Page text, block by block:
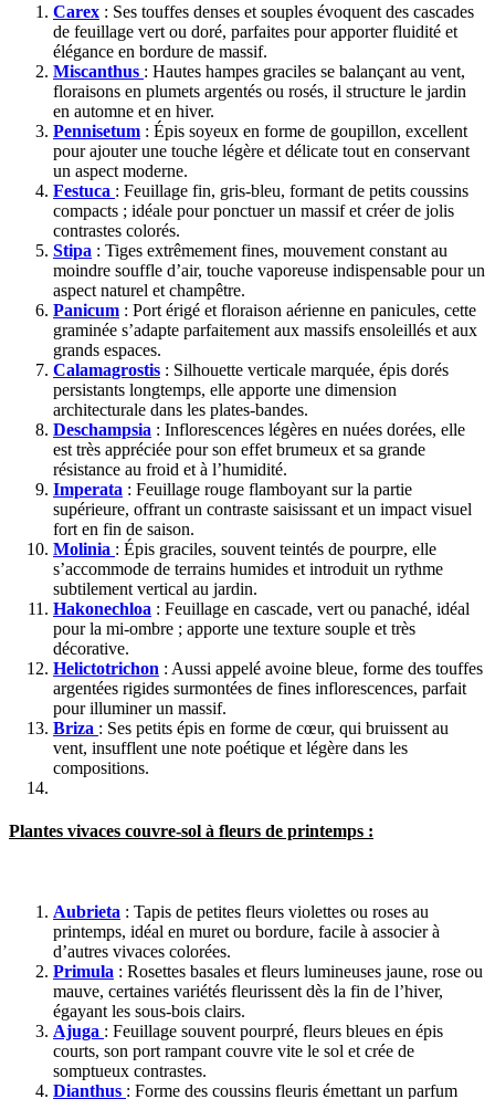
Carex : Ses touffes denses et souples évoquent des cascades
de feuillage vert ou doré, parfaites pour apporter fluidité et
élégance en bordure de massif.
Miscanthus : Hautes hampes graciles se balançant au vent,
floraisons en plumets argentés ou rosés, il structure le jardin
en automne et en hiver.
Pennisetum : Épis soyeux en forme de goupillon, excellent
pour ajouter une touche légère et délicate tout en conservant
un aspect moderne.
Festuca : Feuillage fin, gris-bleu, formant de petits coussins
compacts ; idéale pour ponctuer un massif et créer de jolis
contrastes colorés.
Stipa : Tiges extrêmement fines, mouvement constant au
moindre souffle d’air, touche vaporeuse indispensable pour un
aspect naturel et champêtre.
Panicum : Port érigé et floraison aérienne en panicules, cette
graminée s’adapte parfaitement aux massifs ensoleillés et aux
grands espaces.
Calamagrostis : Silhouette verticale marquée, épis dorés
persistants longtemps, elle apporte une dimension
architecturale dans les plates-bandes.
Deschampsia : Inflorescences légères en nuées dorées, elle
est très appréciée pour son effet brumeux et sa grande
résistance au froid et à l’humidité.
Imperata : Feuillage rouge flamboyant sur la partie
supérieure, offrant un contraste saisissant et un impact visuel
fort en fin de saison.
Molinia : Épis graciles, souvent teintés de pourpre, elle
s’accommode de terrains humides et introduit un rythme
subtilement vertical au jardin.
Hakonechloa : Feuillage en cascade, vert ou panaché, idéal
pour la mi-ombre ; apporte une texture souple et très
décorative.
Helictotrichon : Aussi appelé avoine bleue, forme des touffes
argentées rigides surmontées de fines inflorescences, parfait
pour illuminer un massif.
Briza : Ses petits épis en forme de cœur, qui bruissent au
vent, insufflent une note poétique et légère dans les
compositions.
Plantes vivaces couvre-sol à fleurs de printemps :
Aubrieta : Tapis de petites fleurs violettes ou roses au
printemps, idéal en muret ou bordure, facile à associer à
d’autres vivaces colorées.
Primula : Rosettes basales et fleurs lumineuses jaune, rose ou
mauve, certaines variétés fleurissent dès la fin de l’hiver,
égayant les sous-bois clairs.
Ajuga : Feuillage souvent pourpré, fleurs bleues en épis
courts, son port rampant couvre vite le sol et crée de
somptueux contrastes.
Dianthus : Forme des coussins fleuris émettant un parfum